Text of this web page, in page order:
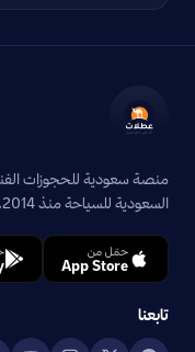
منصة سعودية للحجوزات
السعودية للسياحة منذ 2014.
حمّل من
App Store
تابعنا